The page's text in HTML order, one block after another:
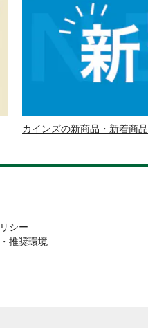
カインズの新商品・新着商品
シー
推奨環境